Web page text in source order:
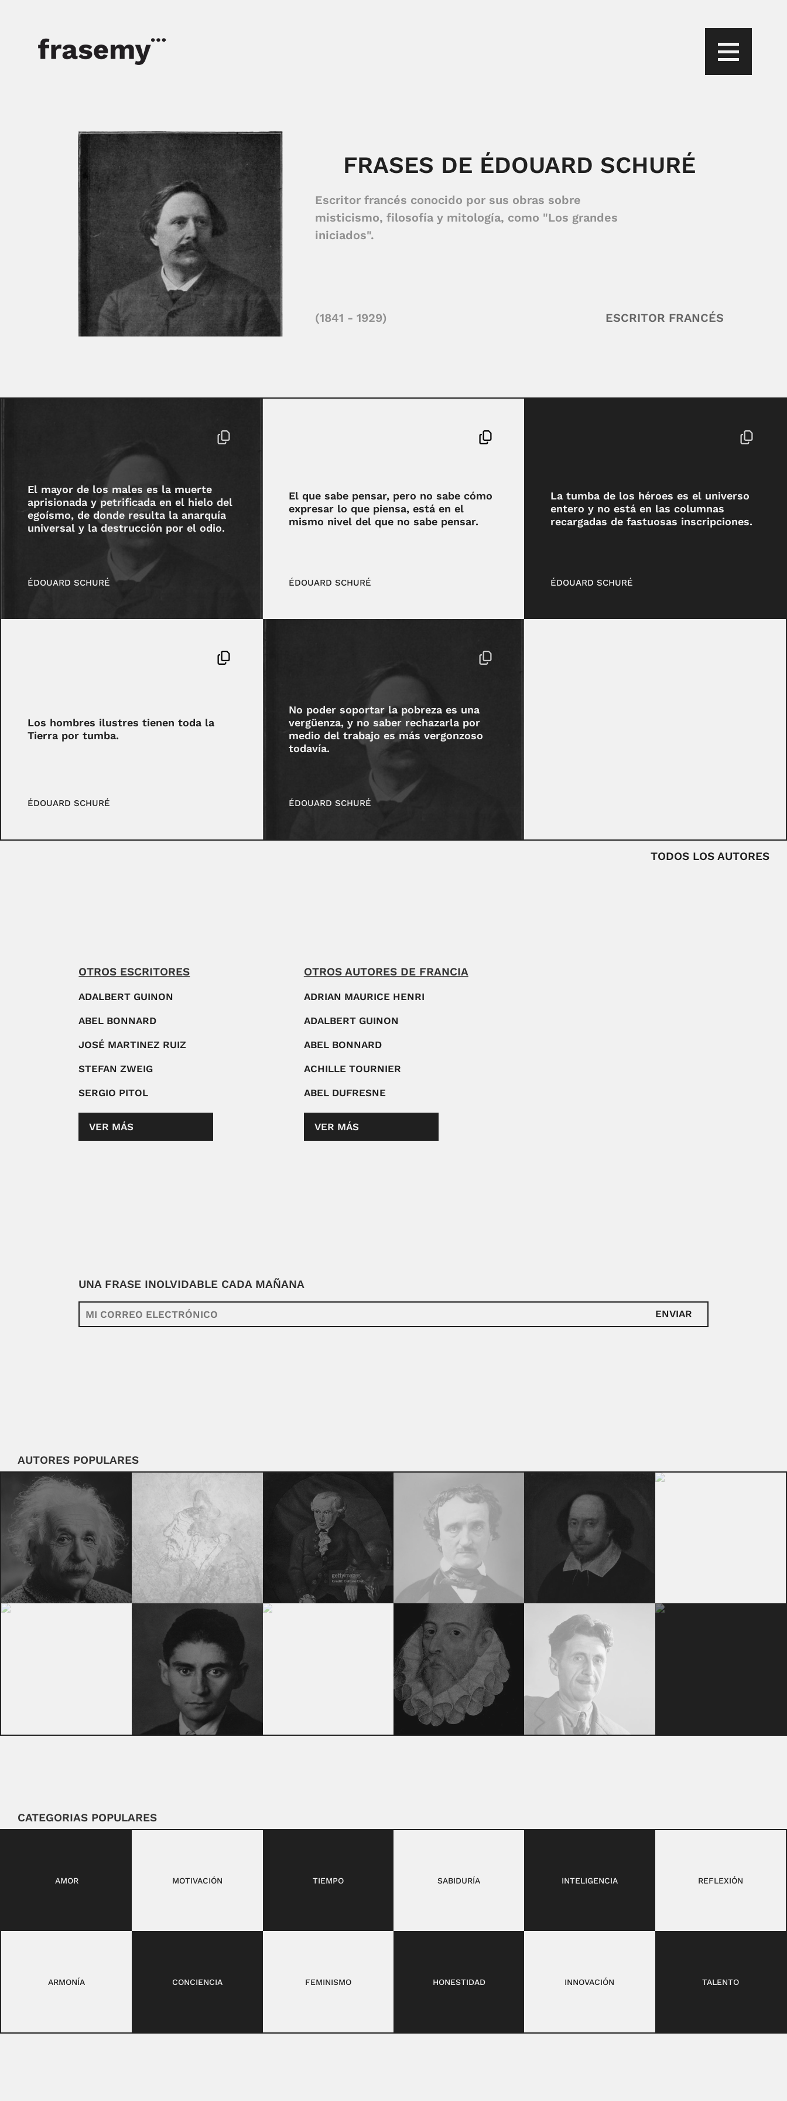
FRASES DE ÉDOUARD SCHURÉ
Escritor francés conocido por sus obras sobre
misticismo, filosofía y mitología, como "Los grandes
iniciados".
(1841 - 1929) ESCRITOR FRANCÉS
El mayor de los males es la muerte
aprisionada y petrificada en el hielo del
egoísmo, de donde resulta la anarquía
universal y la destrucción por el odio.
ÉDOUARD SCHURÉ
El que sabe pensar, pero no sabe cómo
expresar lo que piensa, está en el
mismo nivel del que no sabe pensar.
ÉDOUARD SCHURÉ
La tumba de los héroes es el universo
entero y no está en las columnas
recargadas de fastuosas inscripciones.
ÉDOUARD SCHURÉ
Los hombres ilustres tienen toda la
Tierra por tumba.
ÉDOUARD SCHURÉ
No poder soportar la pobreza es una
vergüenza, y no saber rechazarla por
medio del trabajo es más vergonzoso
todavía.
ÉDOUARD SCHURÉ
TODOS LOS AUTORES
OTROS ESCRITORES
ADALBERT GUINON
ABEL BONNARD
JOSÉ MARTINEZ RUIZ
STEFAN ZWEIG
SERGIO PITOL
VER MÁS
OTROS AUTORES DE FRANCIA
ADRIAN MAURICE HENRI
ADALBERT GUINON
ABEL BONNARD
ACHILLE TOURNIER
ABEL DUFRESNE
VER MÁS
UNA FRASE INOLVIDABLE CADA MAÑANA
ENVIAR
AUTORES POPULARES
CATEGORIAS POPULARES
AMOR MOTIVACIÓN TIEMPO SABIDURÍA INTELIGENCIA REFLEXIÓN
ARMONÍA CONCIENCIA FEMINISMO HONESTIDAD INNOVACIÓN TALENTO